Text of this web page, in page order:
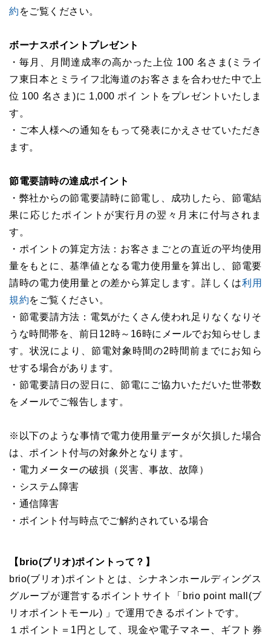
約 をご覧ください。
ボーナスポイントプレゼント
・毎月、月間達成率の高かった上位 100 名さま(ミライ
フ東日本とミライフ北海道のお客さまを合わせた中で上
位 100 名さま)に 1,000 ポイ ントをプレゼントいたしま
す。
・ご本人様への通知をもって発表にかえさせていただき
ます。
節電要請時の達成ポイント
・弊社からの節電要請時に節電し、成功したら、節電結
果に応じたポイントが実行月の翌々月末に付与されま
す。
・ポイントの算定方法：お客さまごとの直近の平均使用
量をもとに、基準値となる電力使用量を算出し、節電要
請時の電力使用量との差から算定します。詳しくは利用
規約をご覧ください。
・節電要請方法：電気がたくさん使われ足りなくなりそ
うな時間帯を、前日12時～16時にメールでお知らせしま
す。状況により、節電対象時間の2時間前までにお知ら
せする場合があります。
・節電要請日の翌日に、節電にご協力いただいた世帯数
をメールでご報告します。
※以下のような事情で電力使用量データが欠損した場合
は、ポイント付与の対象外となります。
・電力メーターの破損（災害、事故、故障）
・システム障害
・通信障害
・ポイント付与時点でご解約されている場合
【brio(ブリオ)ポイントって？】
brio(ブリオ)ポイントとは、シナネンホールディングス
グループが運営するポイントサイト「brio point mall(ブ
リオポイントモール) 」で運用できるポイントです。
１ポイント＝1円として、現金や電子マネー、ギフト券